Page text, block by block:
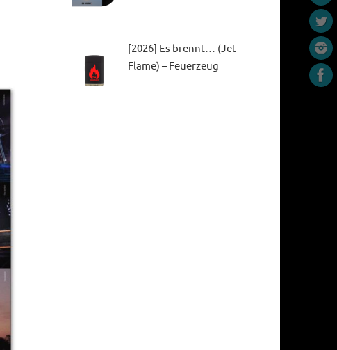
[2026] Es brennt… (Jet
Flame) – Feuerzeug